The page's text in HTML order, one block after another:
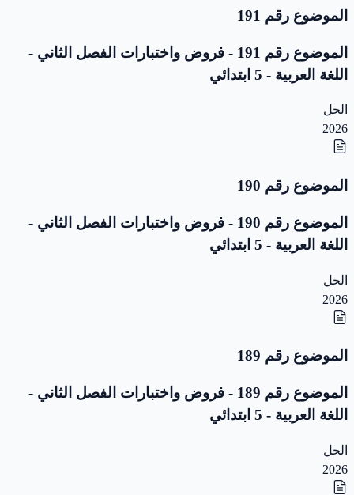
الموضوع رقم 191
الموضوع رقم 191 - فروض واختبارات الفصل الثاني -
اللغة العربية - 5 ابتدائي
الحل
2026
الموضوع رقم 190
الموضوع رقم 190 - فروض واختبارات الفصل الثاني -
اللغة العربية - 5 ابتدائي
الحل
2026
الموضوع رقم 189
الموضوع رقم 189 - فروض واختبارات الفصل الثاني -
اللغة العربية - 5 ابتدائي
الحل
2026